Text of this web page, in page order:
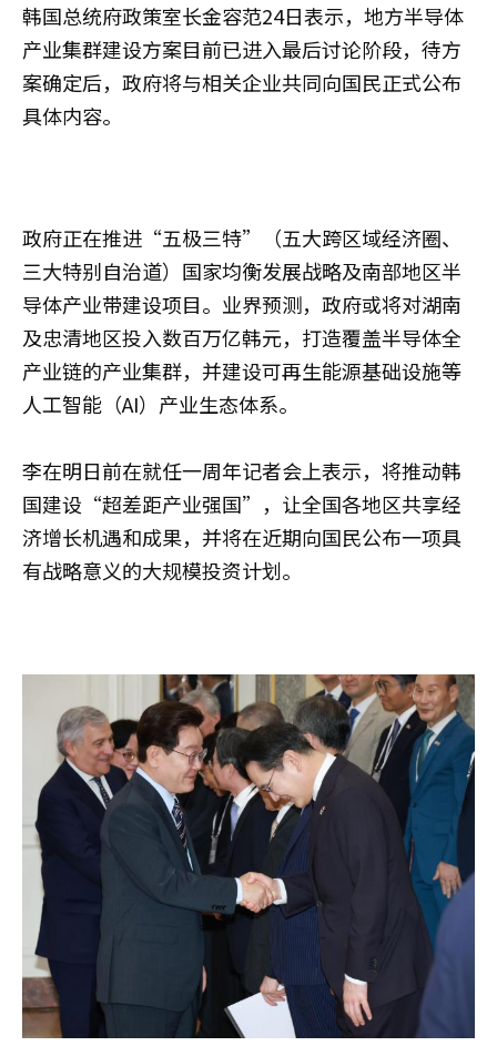
韩国总统府政策室长金容范24日表示，地方半导体
产业集群建设方案目前已进入最后讨论阶段，待方
案确定后，政府将与相关企业共同向国民正式公布
具体内容。
政府正在推进“五极三特”（五大跨区域经济圈、
三大特别自治道）国家均衡发展战略及南部地区半
导体产业带建设项目。业界预测，政府或将对湖南
及忠清地区投入数百万亿韩元，打造覆盖半导体全
产业链的产业集群，并建设可再生能源基础设施等
人工智能（AI）产业生态体系。
李在明日前在就任一周年记者会上表示，将推动韩
国建设“超差距产业强国”，让全国各地区共享经
济增长机遇和成果，并将在近期向国民公布一项具
有战略意义的大规模投资计划。